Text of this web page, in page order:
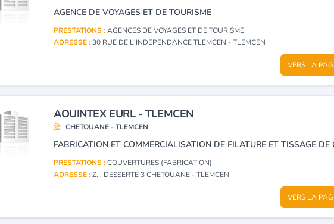
AGENCE DE VOYAGES ET DE TOURISME
PRESTATIONS :AGENCES DE VOYAGES ET DE TOURISME
ADRESSE :30 RUE DE L'INDEPENDANCE TLEMCEN - TLEMCEN
VERS LA
AOUINTEX EURL - TLEMCEN
CHETOUANE - TLEMCEN
PRESTATIONS :COUVERTURES (FABRICATION)
ADRESSE :Z.I. DESSERTE 3 CHETOUANE - TLEMCEN
VERS LA